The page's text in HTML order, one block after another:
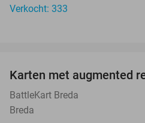
Verkocht: 333
Karten met augmented
BattleKart Breda
Breda